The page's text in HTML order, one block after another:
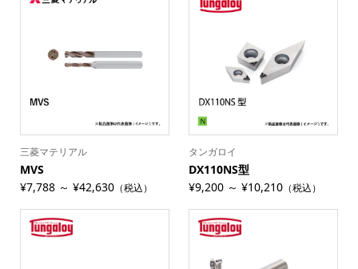
三菱マテリアル
MVS
¥7,788 ～ ¥42,630（税込）
タンガロイ
DX110NS型
¥9,200 ～ ¥10,210 （税込）